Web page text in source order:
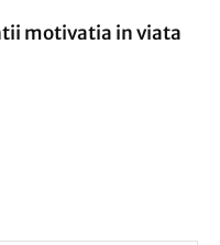
motivatia in viata